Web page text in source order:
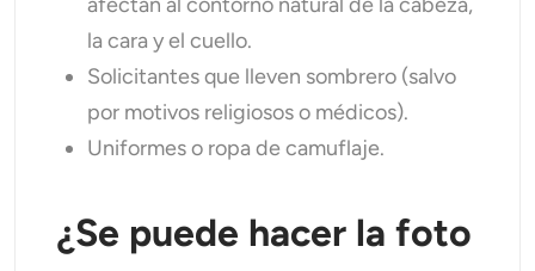
afectan al contorno natural de la cabeza,
la cara y el cuello.
Solicitantes que lleven sombrero (salvo
por motivos religiosos o médicos).
Uniformes o ropa de camuflaje.
¿Se puede hacer la foto